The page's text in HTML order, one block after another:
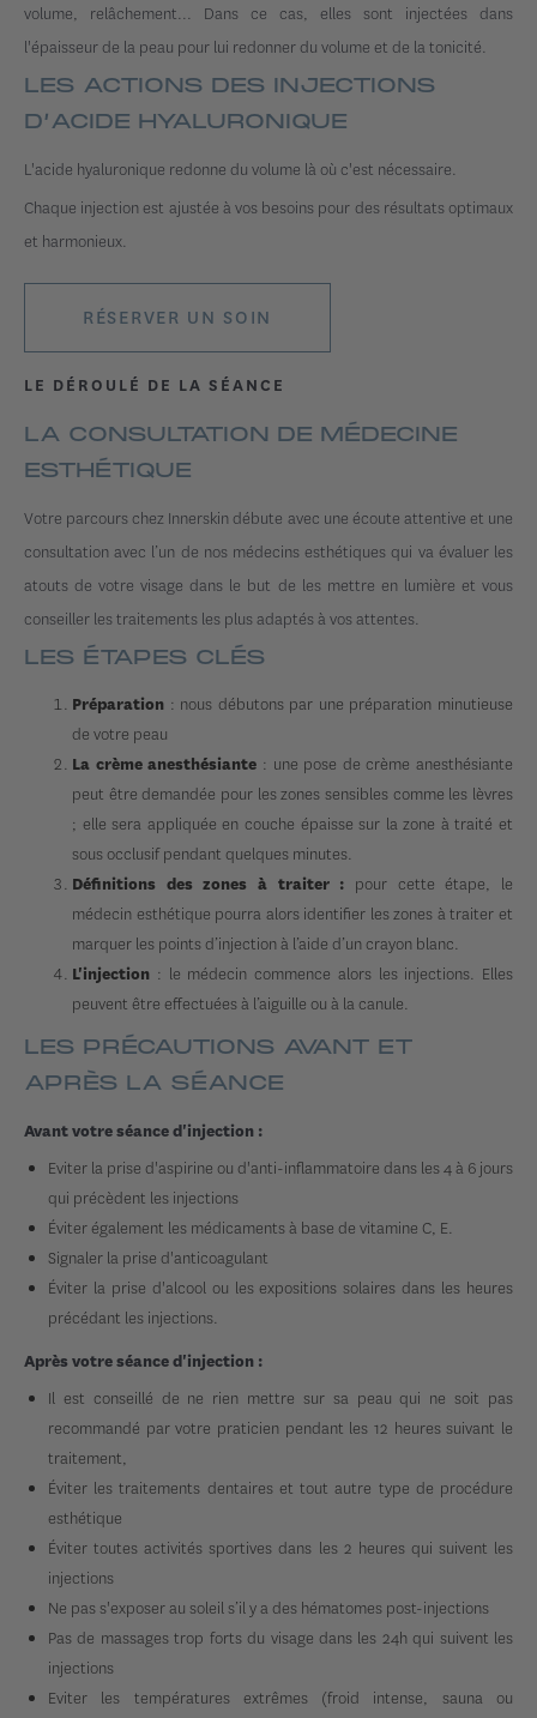
volume, relâchement... Dans ce cas, elles sont injectées dans
l'épaisseur de la peau pour lui redonner du volume et de la tonicité.
LES ACTIONS DES INJECTIONS
D’ACIDE HYALURONIQUE
L'acide hyaluronique redonne du volume là où c'est nécessaire.
Chaque injection est ajustée à vos besoins pour des résultats optimaux
et harmonieux.
RÉSERVER UN SOIN
LE DÉROULÉ DE LA SÉANCE
LA CONSULTATION DE MÉDECINE
ESTHÉTIQUE
Votre parcours chez Innerskin débute avec une écoute attentive et une
consultation avec l’un de nos médecins esthétiques qui va évaluer les
atouts de votre visage dans le but de les mettre en lumière et vous
conseiller les traitements les plus adaptés à vos attentes.
LES ÉTAPES CLÉS
Préparation : nous débutons par une préparation minutieuse
de votre peau
La crème anesthésiante : une pose de crème anesthésiante
peut être demandée pour les zones sensibles comme les lèvres
; elle sera appliquée en couche épaisse sur la zone à traité et
sous occlusif pendant quelques minutes.
Définitions des zones à traiter : pour cette étape, le
médecin esthétique pourra alors identifier les zones à traiter et
marquer les points d’injection à l’aide d’un crayon blanc.
L'injection : le médecin commence alors les injections. Elles
peuvent être effectuées à l’aiguille ou à la canule.
LES PRÉCAUTIONS AVANT ET
APRÈS LA SÉANCE
Avant votre séance d'injection :
Eviter la prise d'aspirine ou d'anti-inflammatoire dans les 4 à 6 jours
qui précèdent les injections
Éviter également les médicaments à base de vitamine C, E.
Signaler la prise d'anticoagulant
Éviter la prise d'alcool ou les expositions solaires dans les heures
précédant les injections.
Après votre séance d'injection :
Il est conseillé de ne rien mettre sur sa peau qui ne soit pas
recommandé par votre praticien pendant les 12 heures suivant le
traitement,
Éviter les traitements dentaires et tout autre type de procédure
esthétique
Éviter toutes activités sportives dans les 2 heures qui suivent les
injections
Ne pas s'exposer au soleil s’il y a des hématomes post-injections
Pas de massages trop forts du visage dans les 24h qui suivent les
injections
Eviter les températures extrêmes (froid intense, sauna ou